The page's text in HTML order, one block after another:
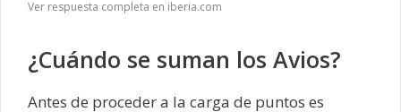
Ver respuesta completa en iberia.com
¿Cuándo se suman los Avios?
Antes de proceder a la carga de puntos es